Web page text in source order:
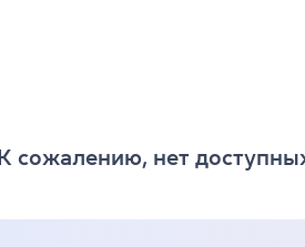
К сожалению, нет